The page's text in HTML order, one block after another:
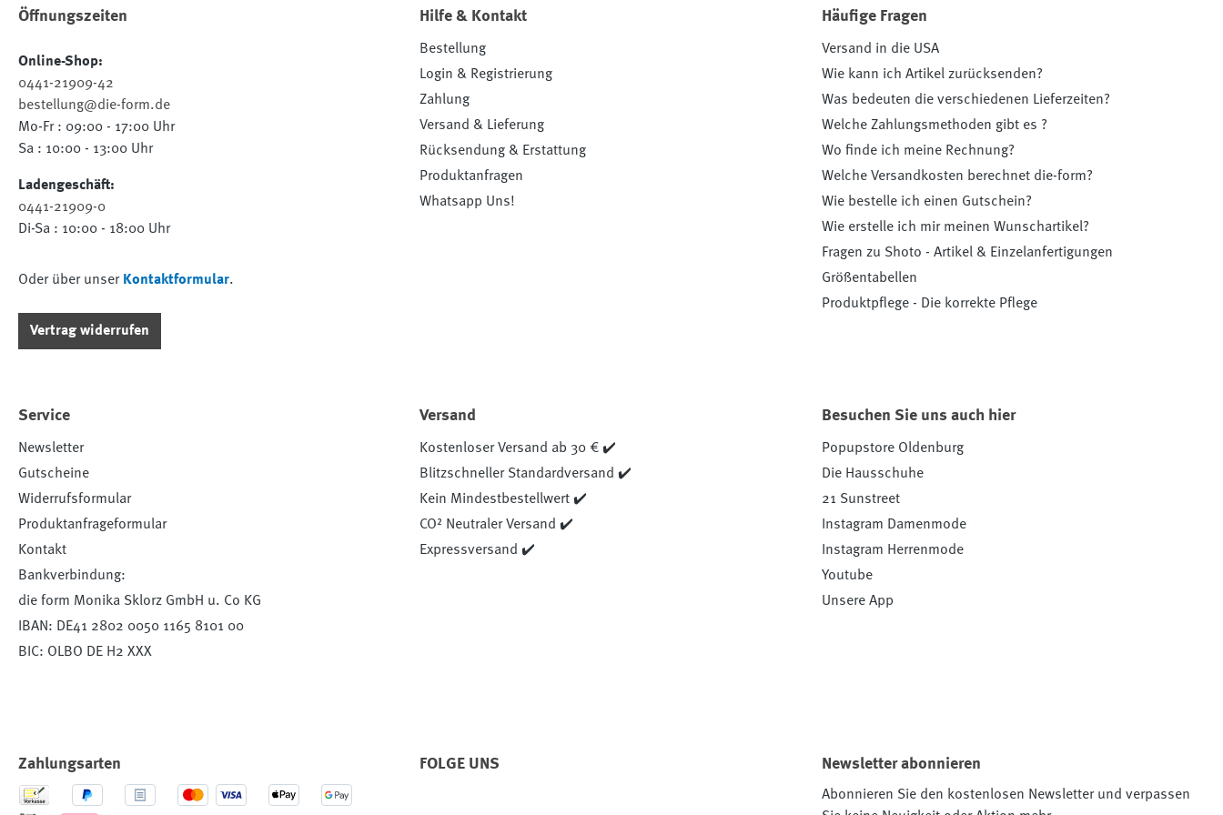
Öffnungszeiten
Online-Shop:
0441-21909-42
bestellung@die-form.de
Mo-Fr : 09:00 - 17:00 Uhr
Sa : 10:00 - 13:00 Uhr
Ladengeschäft:
0441-21909-0
Di-Sa : 10:00 - 18:00 Uhr
Oder über unser Kontaktformular.
Vertrag widerrufen
Hilfe & Kontakt
Bestellung
Login & Registrierung
Zahlung
Versand & Lieferung
Rücksendung & Erstattung
Produktanfragen
Whatsapp Uns!
Häufige Fragen
Versand in die USA
Wie kann ich Artikel zurücksenden?
Was bedeuten die verschiedenen Lieferzeiten?
Welche Zahlungsmethoden gibt es ?
Wo finde ich meine Rechnung?
Welche Versandkosten berechnet die-form?
Wie bestelle ich einen Gutschein?
Wie erstelle ich mir meinen Wunschartikel?
Fragen zu Shoto - Artikel & Einzelanfertigungen
Größentabellen
Produktpflege - Die korrekte Pflege
Service
Newsletter
Gutscheine
Widerrufsformular
Produktanfrageformular
Kontakt
Bankverbindung:
die form Monika Sklorz GmbH u. Co KG
IBAN: DE41 2802 0050 1165 8101 00
BIC: OLBO DE H2 XXX
Versand
Kostenloser Versand ab 30 € ✔️
Blitzschneller Standardversand ✔️
Kein Mindestbestellwert ✔️
CO² Neutraler Versand ✔️
Expressversand ✔️
Besuchen Sie uns auch hier
Popupstore Oldenburg
Die Hausschuhe
21 Sunstreet
Instagram Damenmode
Instagram Herrenmode
Youtube
Unsere App
Zahlungsarten FOLGE UNS Newsletter abonnieren
Abonnieren Sie den kostenlosen Newsletter und verpassen